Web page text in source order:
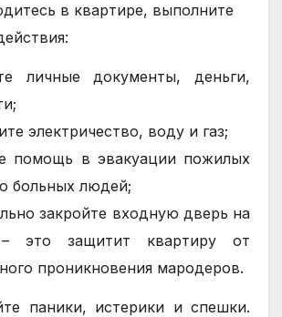
в квартире, выполните
личные документы, деньги,
электричество, воду и газ;
помощь в эвакуации пожилых
больных людей;
закройте входную дверь на
это защитит квартиру от
проникновения мародеров.
паники, истерики и спешки.